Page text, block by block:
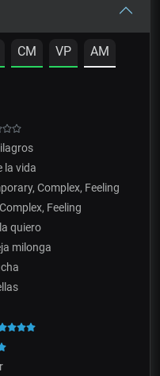
CM VP AM
la vida
Complex, Feeling
Feeling
quiero
milonga